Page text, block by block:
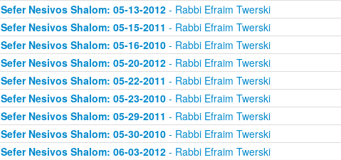
Sefer Nesivos Shalom: 05-13-2012- Rabbi Efraim Twerski
Sefer Nesivos Shalom: 05-15-2011 - Rabbi Efraim Twerski
Sefer Nesivos Shalom: 05-16-2010- Rabbi Efraim Twerski
Sefer Nesivos Shalom: 05-20-2012- Rabbi Efraim Twerski
Sefer Nesivos Shalom: 05-22-2011 - Rabbi Efraim Twerski
Sefer Nesivos Shalom: 05-23-2010- Rabbi Efraim Twerski
Sefer Nesivos Shalom: 05-29-2011 - Rabbi Efraim Twerski
Sefer Nesivos Shalom: 05-30-2010- Rabbi Efraim Twerski
Sefer Nesivos Shalom: 06-03-2012- Rabbi Efraim Twerski